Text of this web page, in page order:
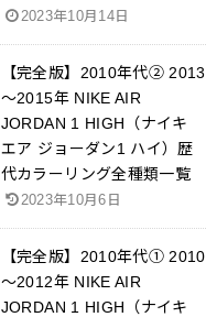
2023年10月14日
【完全版】2010年代② 2013
～2015年 NIKE AIR
JORDAN 1 HIGH（ナイキ
エア ジョーダン1 ハイ）歴
代カラーリング全種類一覧
2023年10月6日
【完全版】2010年代① 2010
～2012年 NIKE AIR
JORDAN 1 HIGH（ナイキ